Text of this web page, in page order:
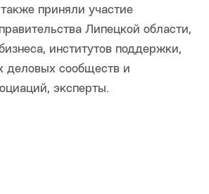
приняли участие
Липецкой области,
институтов поддержки,
деловых сообществ и
эксперты.